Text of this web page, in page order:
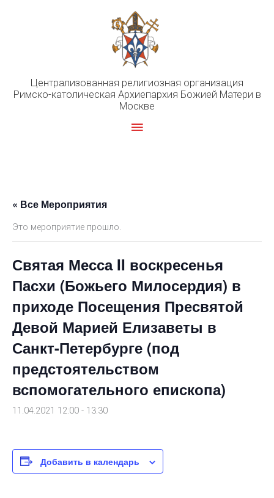
Централизованная религиозная организация
Римско-католическая Архиепархия Божией Матери в
Москве
Главное
« Все Мероприятия
Это мероприятие прошло.
Святая Месса II воскресенья
Пасхи (Божьего Милосердия) в
приходе Посещения Пресвятой
Девой Марией Елизаветы в
Санкт-Петербурге (под
предстоятельством
вспомогательного епископа)
11.04.2021 12:00 - 13:30
Добавить в календарь